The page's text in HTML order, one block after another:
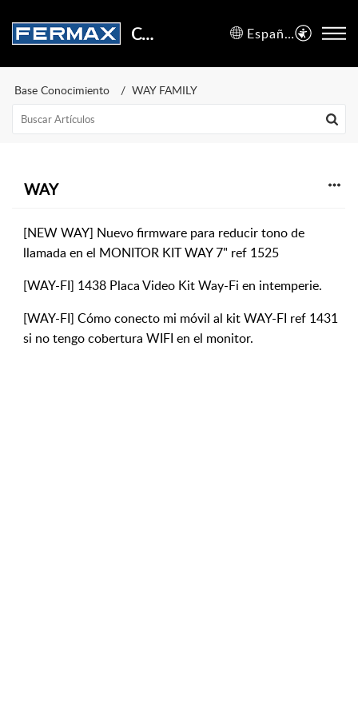
Centro de Soporte Español (España)
Base Conocimiento WAY FAMILY
WAY
[NEW WAY] Nuevo firmware para reducir tono de
llamada en el MONITOR KIT WAY 7" ref 1525
[WAY-FI] 1438 Placa Video Kit Way-Fi en intemperie.
[WAY-FI] Cómo conecto mi móvil al kit WAY-FI ref 1431
si no tengo cobertura WIFI en el monitor.